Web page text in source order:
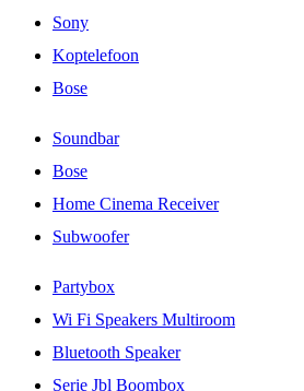
Sony
Koptelefoon
Bose
Soundbar
Bose
Home Cinema Receiver
Subwoofer
Partybox
Wi Fi Speakers Multiroom
Bluetooth Speaker
Serie Jbl Boombox